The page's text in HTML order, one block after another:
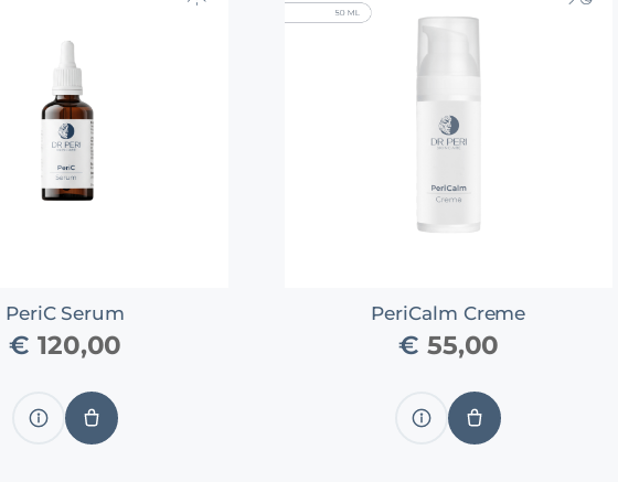
PeriC Serum
€ 120,00
Produkt
anzeigen
IN
DEN
PeriCalm Creme
€ 55,00
Produkt
anzeigen
IN
DEN